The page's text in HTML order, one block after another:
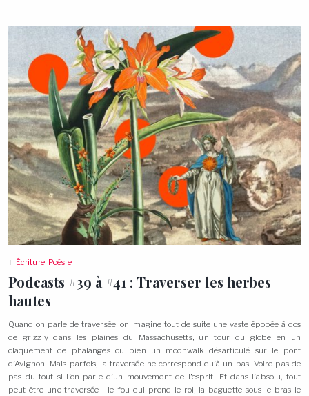
Écriture, Poésie
Podcasts #39 à #41 : Traverser les herbes
hautes
Quand on parle de traversée, on imagine tout de suite une vaste épopée à dos
de grizzly dans les plaines du Massachusetts, un tour du globe en un
claquement de phalanges ou bien un moonwalk désarticulé sur le pont
d’Avignon. Mais parfois, la traversée ne correspond qu’à un pas. Voire pas de
pas du tout si l’on parle d’un mouvement de l’esprit. Et dans l’absolu, tout
peut être une traversée : le fou qui prend le roi, la baguette sous le bras le